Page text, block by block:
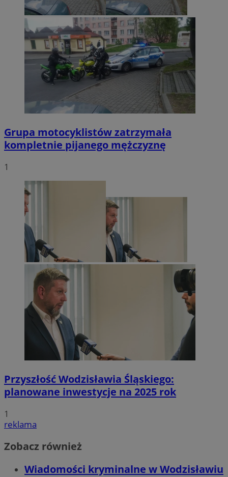
Grupa motocyklistów zatrzymała
kompletnie pijanego mężczyznę
1
Przyszłość Wodzisławia Śląskiego:
planowane inwestycje na 2025 rok
1
reklama
Zobacz również
Wiadomości kryminalne w Wodzisławiu